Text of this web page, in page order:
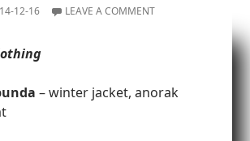
12-16 LEAVE A COMMENT
– winter jacket, anorak